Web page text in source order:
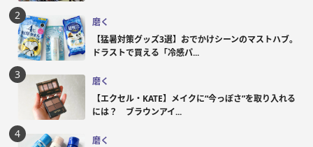
磨く
【猛暑対策グッズ3選】おでかけシーンのマストハブ。
ドラストで買える「冷感パ...
磨く
【エクセル・KATE】メイクに“今っぽさ”を取り入れる
には？ ブラウンアイ...
磨く